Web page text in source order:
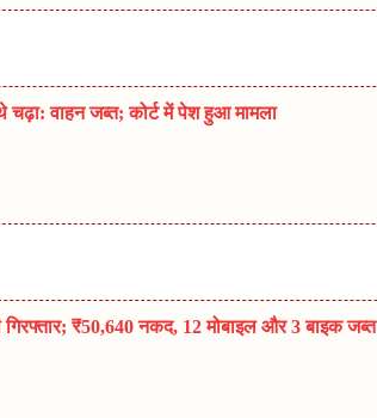
वाहन जब्त; कोर्ट में पेश हुआ मामला
₹50,640 नकद, 12 मोबाइल और 3 बाइक जब्त